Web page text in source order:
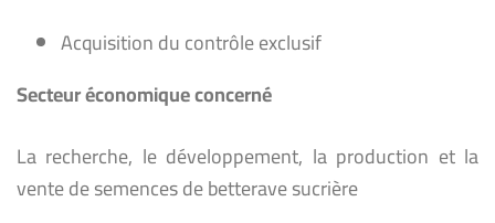
Acquisition du contrôle exclusif
Secteur économique concerné
La recherche, le développement, la production et la
vente de semences de betterave sucrière